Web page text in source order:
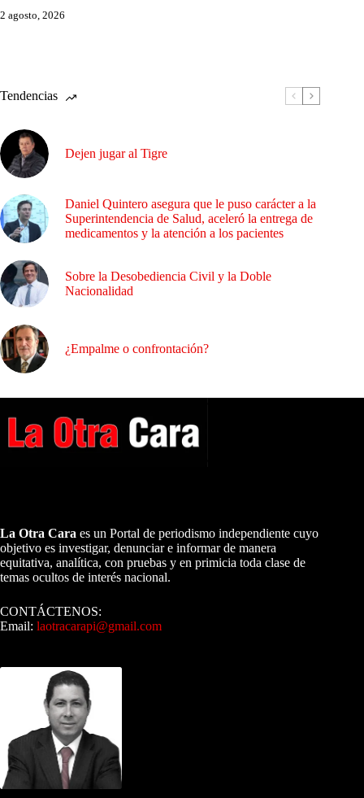
2 agosto, 2026
Tendencias
Dejen jugar al Tigre
Daniel Quintero asegura que le puso carácter a la
Superintendencia de Salud, aceleró la entrega de
medicamentos y la atención a los pacientes
Sobre la Desobediencia Civil y la Doble
Nacionalidad
¿Empalme o confrontación?
La Otra Cara es un Portal de periodismo independiente cuyo
objetivo es investigar, denunciar e informar de manera
equitativa, analítica, con pruebas y en primicia toda clase de
temas ocultos de interés nacional.
CONTÁCTENOS:
Email: laotracarapi@gmail.com